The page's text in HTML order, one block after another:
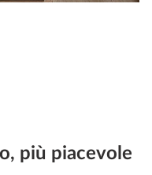
più piacevole